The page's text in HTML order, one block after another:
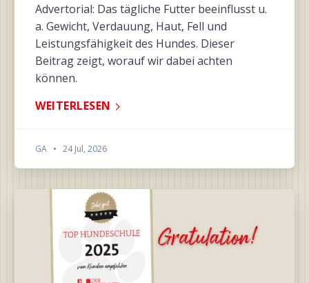
Advertorial: Das tägliche Futter beeinflusst u.
a. Gewicht, Verdauung, Haut, Fell und
Leistungsfähigkeit des Hundes. Dieser
Beitrag zeigt, worauf wir dabei achten
können.
WEITERLESEN
GA • 24 Jul, 2026